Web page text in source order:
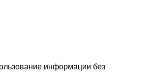
информации без